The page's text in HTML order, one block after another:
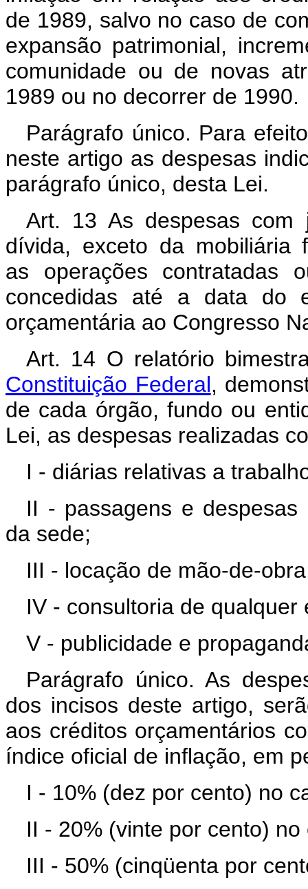
de 1989, salvo no caso de
expansão patrimonial,
comunidade ou de novas
1989 ou no decorrer de 1990.
Parágrafo único. Para
neste artigo as despesas
parágrafo único, desta Lei.
Art. 13 As despesas com
dívida, exceto da mobiliária
as operações contratadas
concedidas até a data do
orçamentária ao Congresso
Art. 14 O relatório
Constituição Federal,
de cada órgão, fundo ou
Lei, as despesas realizadas
I - diárias relativas a
II - passagens e
da sede;
III - locação de mão-de-
IV - consultoria de qualquer
V - publicidade e
Parágrafo único. As
dos incisos deste artigo,
aos créditos orçamentários
índice oficial de inflação, em
I - 10% (dez por cento) no
II - 20% (vinte por cento)
III - 50% (cinqüenta por